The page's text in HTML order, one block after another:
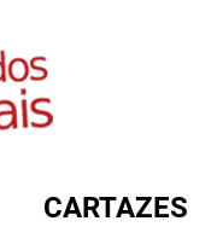
CARTAZES